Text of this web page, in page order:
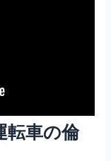
転車の倫